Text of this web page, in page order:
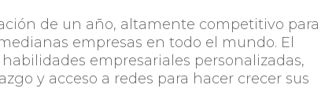
de un año, altamente competitivo para
empresas en todo el mundo. El
empresariales personalizadas,
y acceso a redes para hacer crecer sus